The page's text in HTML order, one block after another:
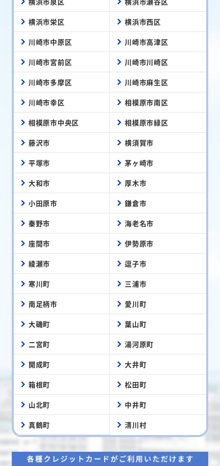
横浜市栄区 横浜市西区
川崎市中原区 川崎市高津区
川崎市宮前区 川崎市川崎区
川崎市多摩区 川崎市麻生区
川崎市幸区 相模原市南区
相模原市中央区 相模原市緑区
藤沢市 横須賀市
平塚市 茅ヶ崎市
大和市 厚木市
小田原市 鎌倉市
秦野市 海老名市
座間市 伊勢原市
綾瀬市 逗子市
寒川町 三浦市
南足柄市 愛川町
大磯町 葉山町
二宮町 湯河原町
開成町 大井町
箱根町 松田町
山北町 中井町
真鶴町 清川村